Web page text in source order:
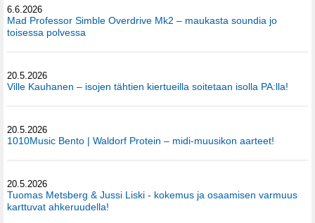
6.6.2026
Mad Professor Simble Overdrive Mk2 – maukasta soundia jo
toisessa polvessa
20.5.2026
Ville Kauhanen – isojen tähtien kiertueilla soitetaan isolla PA:lla!
20.5.2026
1010Music Bento | Waldorf Protein – midi-muusikon aarteet!
20.5.2026
Tuomas Metsberg & Jussi Liski - kokemus ja osaamisen varmuus
karttuvat ahkeruudella!